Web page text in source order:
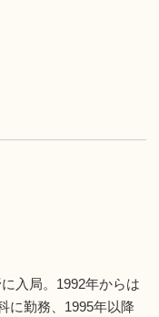
入局。1992年からは
に勤務、1995年以降